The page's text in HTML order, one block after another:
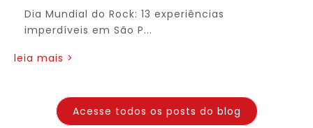
Dia Mundial do Rock: 13 experiências
imperdíveis em São P...
leia mais >
Acesse todos os posts do blog